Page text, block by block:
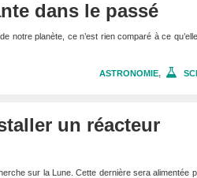
dans le passé
notre planète, ce n’est rien comparé à ce
ASTRONOMIE,
un réacteur
sur la Lune. Cette dernière sera alimentée